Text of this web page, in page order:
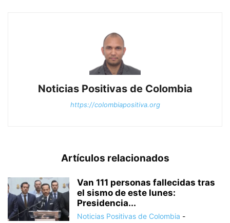
Noticias Positivas de Colombia
https://colombiapositiva.org
Artículos relacionados
Van 111 personas fallecidas tras
el sismo de este lunes:
Presidencia...
Noticias Positivas de Colombia -